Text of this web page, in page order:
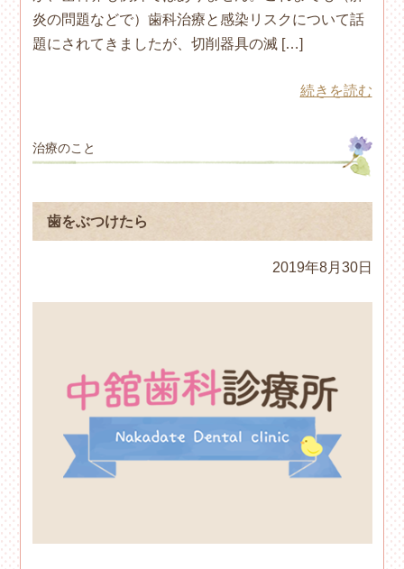
炎の問題などで）歯科治療と感染リスクについて話
題にされてきましたが、切削器具の滅 […]
続きを読む
治療のこと
歯をぶつけたら
2019年8月30日